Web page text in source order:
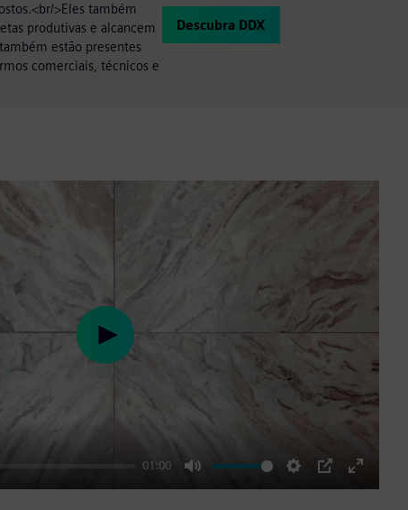
>Eles também
produtivas e alcancem
estão presentes
comerciais, técnicos e
Descubra DDX
01:00
Mute Settings
PIP
Enter
Play